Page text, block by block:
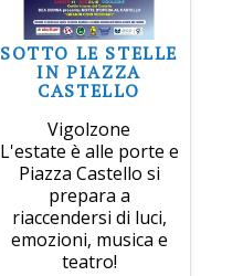
SOTTO LE STELLE
IN PIAZZA
CASTELLO
Vigolzone
L'estate è alle porte e
Piazza Castello si
prepara a
riaccendersi di luci,
emozioni, musica e
teatro!